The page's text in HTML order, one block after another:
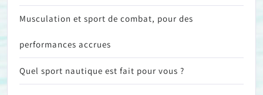
Musculation et sport de combat, pour des
performances accrues
Quel sport nautique est fait pour vous ?